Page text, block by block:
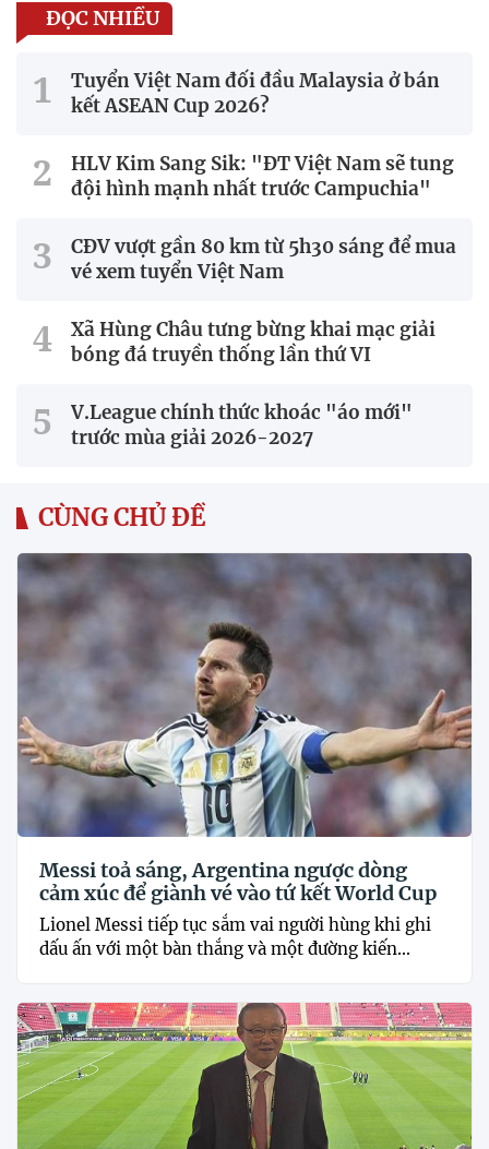
ĐỌC NHIỀU
Tuyển Việt Nam đối đầu Malaysia ở bán
kết ASEAN Cup 2026?
HLV Kim Sang Sik: "ĐT Việt Nam sẽ tung
đội hình mạnh nhất trước Campuchia"
CĐV vượt gần 80 km từ 5h30 sáng để mua
vé xem tuyển Việt Nam
Xã Hùng Châu tưng bừng khai mạc giải
bóng đá truyền thống lần thứ VI
V.League chính thức khoác "áo mới"
trước mùa giải 2026-2027
CÙNG CHỦ ĐỀ
Messi toả sáng, Argentina ngược dòng
cảm xúc để giành vé vào tứ kết World Cup
Lionel Messi tiếp tục sắm vai người hùng khi ghi
dấu ấn với một bàn thắng và một đường kiến...